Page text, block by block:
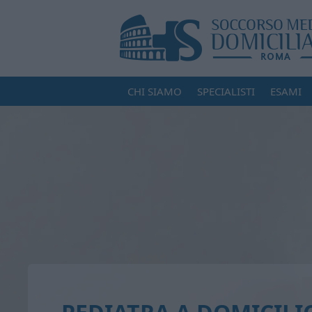
CHI SIAMO SPECIALISTI ESAMI